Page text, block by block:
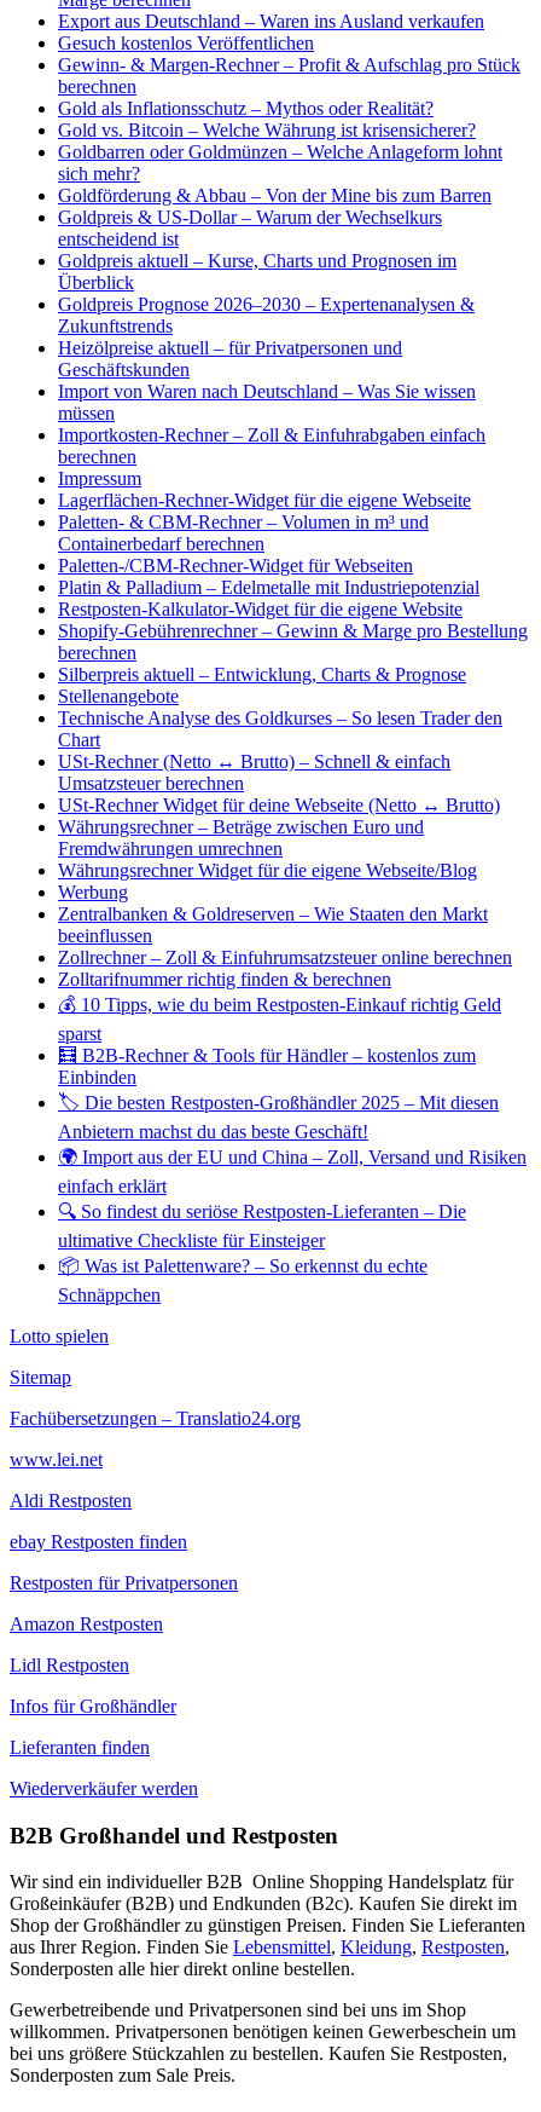
Export aus Deutschland – Waren ins Ausland verkaufen
Gesuch kostenlos Veröffentlichen
Gewinn- & Margen-Rechner – Profit & Aufschlag pro Stück
berechnen
Gold als Inflationsschutz – Mythos oder Realität?
Gold vs. Bitcoin – Welche Währung ist krisensicherer?
Goldbarren oder Goldmünzen – Welche Anlageform lohnt
sich mehr?
Goldförderung & Abbau – Von der Mine bis zum Barren
Goldpreis & US-Dollar – Warum der Wechselkurs
entscheidend ist
Goldpreis aktuell – Kurse, Charts und Prognosen im
Überblick
Goldpreis Prognose 2026–2030 – Expertenanalysen &
Zukunftstrends
Heizölpreise aktuell – für Privatpersonen und
Geschäftskunden
Import von Waren nach Deutschland – Was Sie wissen
müssen
Importkosten-Rechner – Zoll & Einfuhrabgaben einfach
berechnen
Impressum
Lagerflächen-Rechner-Widget für die eigene Webseite
Paletten- & CBM-Rechner – Volumen in m³ und
Containerbedarf berechnen
Paletten-/CBM-Rechner-Widget für Webseiten
Platin & Palladium – Edelmetalle mit Industriepotenzial
Restposten-Kalkulator-Widget für die eigene Website
Shopify-Gebührenrechner – Gewinn & Marge pro Bestellung
berechnen
Silberpreis aktuell – Entwicklung, Charts & Prognose
Stellenangebote
Technische Analyse des Goldkurses – So lesen Trader den
Chart
USt-Rechner (Netto ↔ Brutto) – Schnell & einfach
Umsatzsteuer berechnen
USt-Rechner Widget für deine Webseite (Netto ↔ Brutto)
Währungsrechner – Beträge zwischen Euro und
Fremdwährungen umrechnen
Währungsrechner Widget für die eigene Webseite/Blog
Werbung
Zentralbanken & Goldreserven – Wie Staaten den Markt
beeinflussen
Zollrechner – Zoll & Einfuhrumsatzsteuer online berechnen
Zolltarifnummer richtig finden & berechnen
💰 10 Tipps, wie du beim Restposten-Einkauf richtig Geld
sparst
🧮 B2B-Rechner & Tools für Händler – kostenlos zum
Einbinden
🏷️ Die besten Restposten-Großhändler 2025 – Mit diesen
Anbietern machst du das beste Geschäft!
🌍 Import aus der EU und China – Zoll, Versand und Risiken
einfach erklärt
🔍 So findest du seriöse Restposten-Lieferanten – Die
ultimative Checkliste für Einsteiger
📦 Was ist Palettenware? – So erkennst du echte
Schnäppchen
Lotto spielen
Sitemap
Fachübersetzungen – Translatio24.org
www.lei.net
Aldi Restposten
ebay Restposten finden
Restposten für Privatpersonen
Amazon Restposten
Lidl Restposten
Infos für Großhändler
Lieferanten finden
Wiederverkäufer werden
B2B Großhandel und Restposten
Wir sind ein individueller B2B Online Shopping Handelsplatz für
Großeinkäufer (B2B) und Endkunden (B2c). Kaufen Sie direkt im
Shop der Großhändler zu günstigen Preisen. Finden Sie Lieferanten
aus Ihrer Region. Finden Sie Lebensmittel, Kleidung, Restposten,
Sonderposten alle hier direkt online bestellen.
Gewerbetreibende und Privatpersonen sind bei uns im Shop
willkommen. Privatpersonen benötigen keinen Gewerbeschein um
bei uns größere Stückzahlen zu bestellen. Kaufen Sie Restposten,
Sonderposten zum Sale Preis.